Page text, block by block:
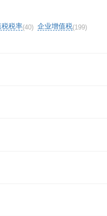
子财务报表外，应
另行报送一次年度纸
里的利润表的本月
也是这个数。
月发生数，“累计
，月度的、季度的和
税税率(40) 企业增值税(199)